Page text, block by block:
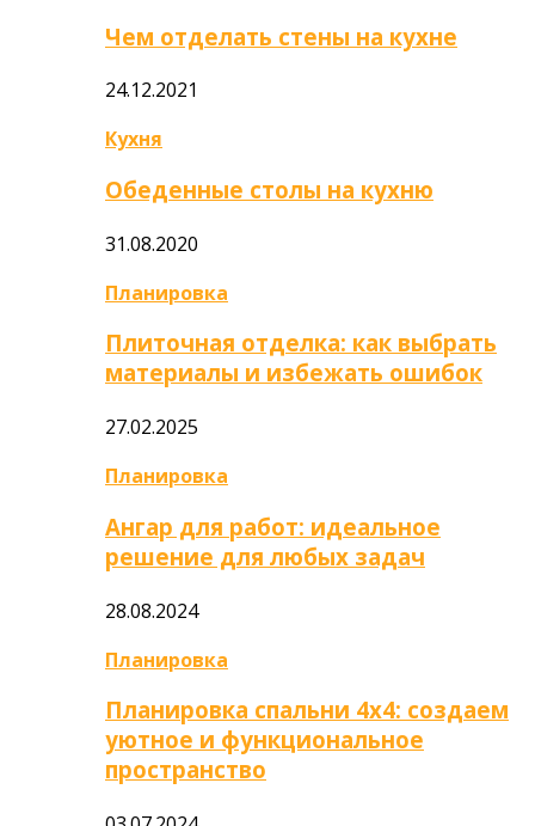
Чем отделать стены на кухне
24.12.2021
Кухня
Обеденные столы на кухню
31.08.2020
Планировка
Плиточная отделка: как выбрать
материалы и избежать ошибок
27.02.2025
Планировка
Ангар для работ: идеальное
решение для любых задач
28.08.2024
Планировка
Планировка спальни 4х4: создаем
уютное и функциональное
пространство